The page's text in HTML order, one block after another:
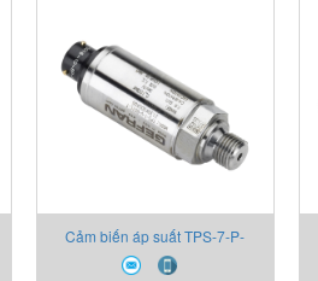
Cảm biến áp suất TPS-7-P-
B01M-T 2130X000X00 Thiết bị